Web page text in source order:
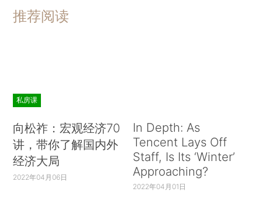
推荐阅读
私房课
向松祚：宏观经济70
讲，带你了解国内外
经济大局
2022年04月06日
In Depth: As
Tencent Lays Off
Staff, Is Its ‘Winter’
Approaching?
2022年04月01日